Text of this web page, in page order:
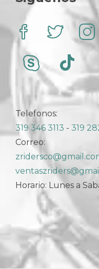
Telefonos:
319 346 3113 - 319
Correo:
Horario: Lunes a